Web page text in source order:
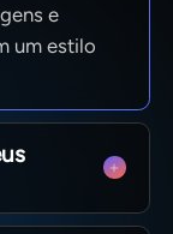
e
um estilo
a episódios